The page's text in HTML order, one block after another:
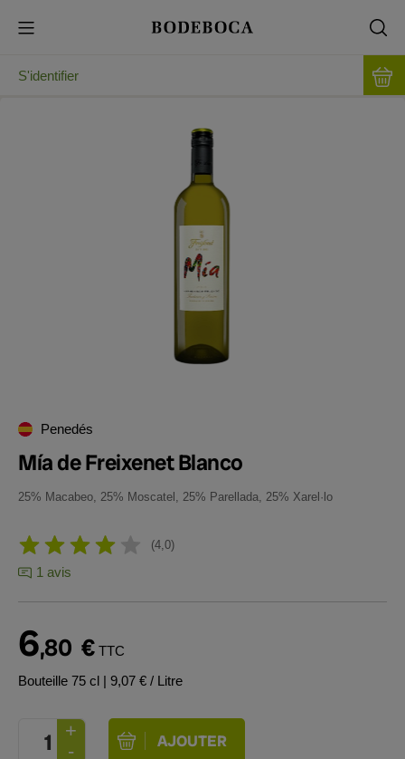
S'identifier
Penedés
Mía de Freixenet Blanco
25% Macabeo, 25% Moscatel, 25% Parellada, 25% Xarel·lo
4,0
1 avis
6,80 € TTC
Bouteille 75 cl | 9,07 € / Litre